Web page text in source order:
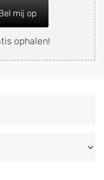
mij op
ophalen!
motor
aan een
zelf wegbrengen
op een
een vergoeding
een andere plaats of